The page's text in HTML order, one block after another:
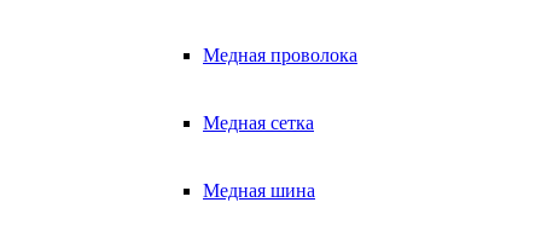
Медная проволока
Медная сетка
Медная шина